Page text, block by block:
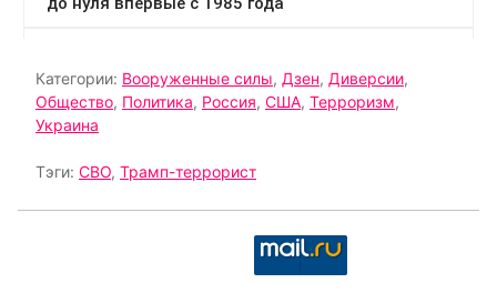
Категории: Вооруженные силы, Дзен, Диверсии,
Общество, Политика, Россия, США, Терроризм,
Украина
Тэги: СВО, Трамп-террорист